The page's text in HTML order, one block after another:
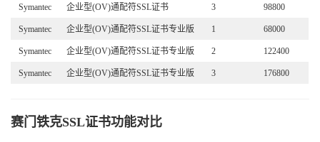
Symantec 企业型(OV)通配符SSL证书 3 98800
Symantec 企业型(OV)通配符SSL证书专业版 1 68000
Symantec 企业型(OV)通配符SSL证书专业版 2 122400
Symantec 企业型(OV)通配符SSL证书专业版 3 176800
赛门铁克SSL证书功能对比